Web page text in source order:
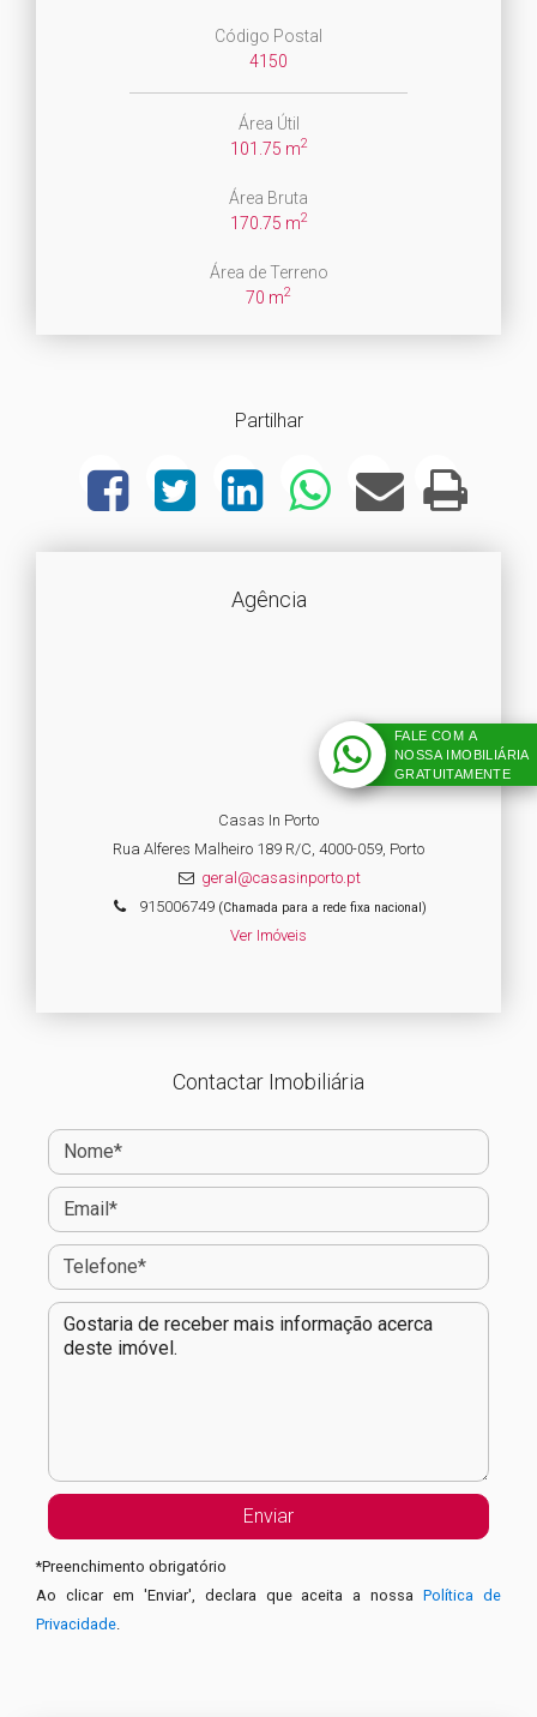
Código Postal
4150
Área Útil
101.75 m2
Área Bruta
170.75 m2
Área de Terreno
70 m2
Partilhar
Agência
Casas In Porto
Rua Alferes Malheiro 189 R/C, 4000-059, Porto
geral@casasinporto.pt
915006749(Chamada para a rede fixa nacional)
Ver Imóveis
Contactar Imobiliária
*Preenchimento obrigatório
Ao clicar em 'Enviar', declara que aceita a nossaPolítica de
Privacidade
FALE COM A
NOSSA IMOBILIÁRIA
GRATUITAMENTE